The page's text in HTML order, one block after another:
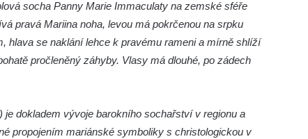
socha Panny Marie Immaculaty na zemské sféře
pravá Mariina noha, levou má pokrčenou na srpku
hlava se naklání lehce k pravému rameni a mírně shlíží
pročleněný záhyby. Vlasy má dlouhé, po zádech
dokladem vývoje barokního sochařství v regionu a
propojením mariánské symboliky s christologickou v